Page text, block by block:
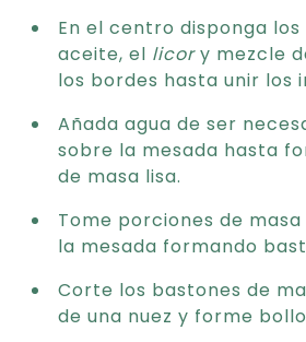
En el centro disponga los
aceite, el licory mezcle
los bordes hasta unir los
Añada agua de ser
sobre la mesada hasta
de masa lisa.
Tome porciones de
la mesada formando
Corte los bastones de
de una nuez y forme